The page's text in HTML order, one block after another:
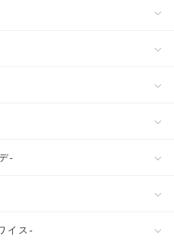
-
イス-